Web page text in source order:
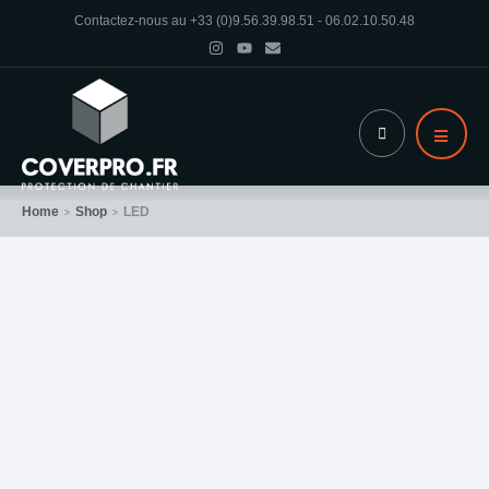
Contactez-nous au +33 (0)9.56.39.98.51 - 06.02.10.50.48
Home > Shop > LED